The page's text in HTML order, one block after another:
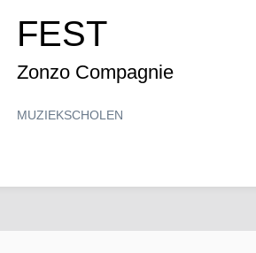
FEST
Zonzo Compagnie
MUZIEKSCHOLEN